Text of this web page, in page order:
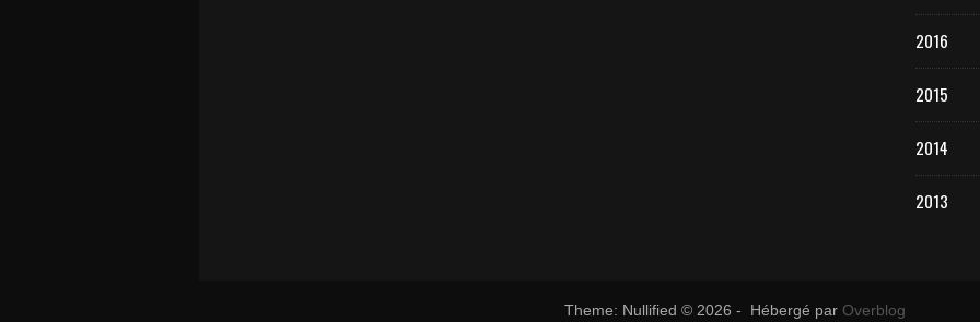
2016
2015
2014
2013
Theme: Nullified © 2026 - Hébergé par Overblog